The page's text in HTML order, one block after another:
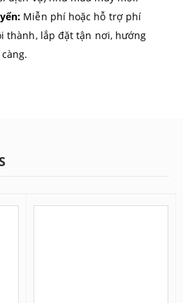
Miễn phí hoặc hỗ trợ phí
thành, lắp đặt tận nơi, hướng